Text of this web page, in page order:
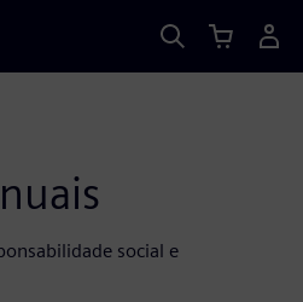
social e